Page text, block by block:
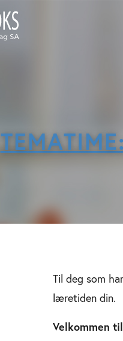
Til deg som
læretiden din.
Velkommen